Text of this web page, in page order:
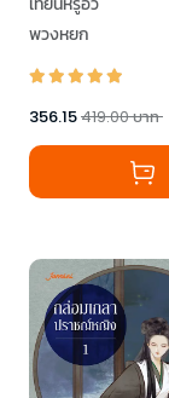
พวงหยก
356.15419.00บาท